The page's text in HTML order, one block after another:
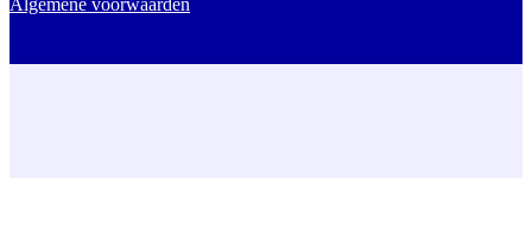
Algemene voorwaarden